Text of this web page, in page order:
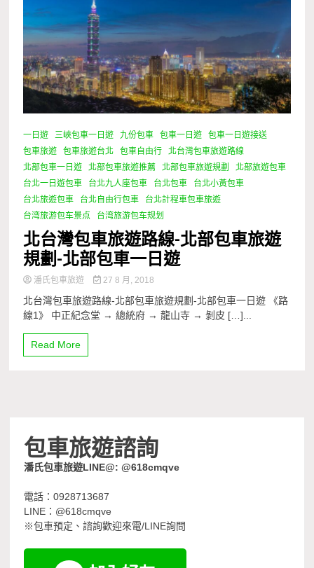
一日遊 三峽包車一日遊 九份包車 包車一日遊
包車一日遊接送
包車旅遊
包車旅遊台北 包車自由行
北台灣包車旅遊路線
北部包車一日遊
北部包車旅遊推薦 北部包車旅遊規劃
北部旅遊包車
台北一日遊包車
台北九人座包車 台北包車
台北小黃包車
台北旅遊包車
台北自由行包車
台北計程車包車旅遊
台湾旅游包车景点
台湾旅游包车规划
北台灣包車旅遊路線-北部包車旅遊
規劃-北部包車一日遊
潘氏包車旅遊 27 8 月, 2018
北台灣包車旅遊路線-北部包車旅遊規劃-北部包車一日遊 《路
線1》 中正紀念堂 → 總統府 → 龍山寺 → 剝皮 […]...
Read More
包車旅遊諮詢
潘氏包車旅遊LINE@: @618cmqve
電話：0928713687
LINE：@618cmqve
※包車預定、諮詢歡迎來電/LINE詢問